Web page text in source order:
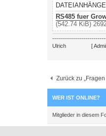
DATEIANHÄNGE
RS485 fuer
(542.74 KiB)
Ulrich
[
Zurück zu
WER IST ONLINE?
Mitglieder in diesem